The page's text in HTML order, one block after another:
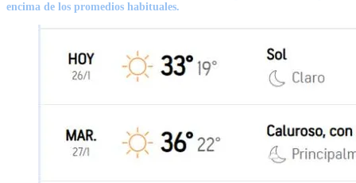
encima de los promedios habituales.